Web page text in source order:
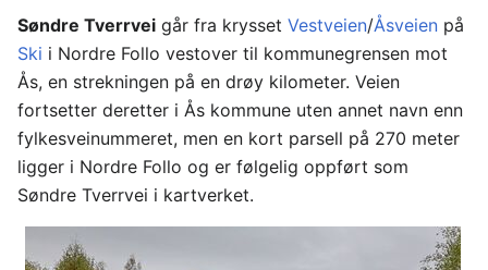
Søndre Tverrvei går fra krysset Vestveien/Åsveien på
Ski i Nordre Follo vestover til kommunegrensen mot
Ås, en strekningen på en drøy kilometer. Veien
fortsetter deretter i Ås kommune uten annet navn enn
fylkesveinummeret, men en kort parsell på 270 meter
ligger i Nordre Follo og er følgelig oppført som
Søndre Tverrvei i kartverket.